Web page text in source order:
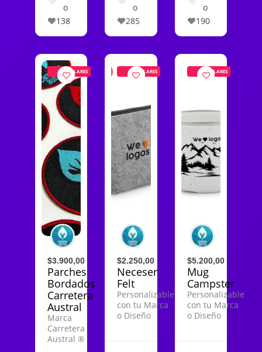
o
138
o
285
o
190
POPULARES
$3.900,00
Parches
Bordados
Carretera
Austral
Marca
Carretera
Austral ®
POPULARES
$2.250,00
Neceser
Felt
Personalizable
con tu Marca
o Diseño
POPULARES
$5.200,00
Mug
Campster
Personalizable
con tu Marca
o Diseño